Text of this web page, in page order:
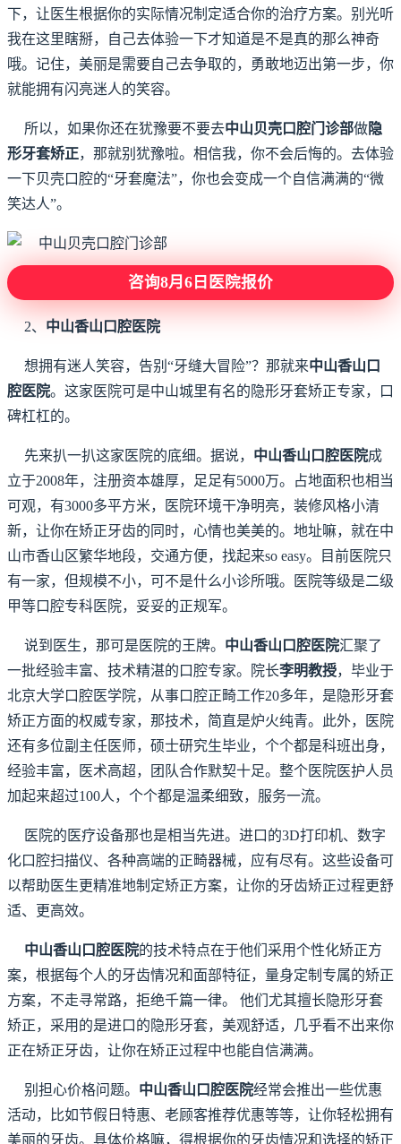
下，让医生根据你的实际情况制定适合你的治疗方案。别光听
我在这里瞎掰，自己去体验一下才知道是不是真的那么神奇
哦。记住，美丽是需要自己去争取的，勇敢地迈出第一步，你
就能拥有闪亮迷人的笑容。
所以，如果你还在犹豫要不要去中山贝壳口腔门诊部做隐
形牙套矫正，那就别犹豫啦。相信我，你不会后悔的。去体验
一下贝壳口腔的“牙套魔法”，你也会变成一个自信满满的“微
笑达人”。
咨询8月6日医院报价
2、 中山香山口腔医院
想拥有迷人笑容，告别“牙缝大冒险”？那就来中山香山口
腔医院。这家医院可是中山城里有名的隐形牙套矫正专家，口
碑杠杠的。
先来扒一扒这家医院的底细。据说， 中山香山口腔医院成
立于2008年，注册资本雄厚，足足有5000万。占地面积也相当
可观，有3000多平方米，医院环境干净明亮，装修风格小清
新，让你在矫正牙齿的同时，心情也美美的。地址嘛，就在中
山市香山区繁华地段，交通方便，找起来so easy。目前医院只
有一家，但规模不小，可不是什么小诊所哦。医院等级是二级
甲等口腔专科医院，妥妥的正规军。
说到医生，那可是医院的王牌。 中山香山口腔医院汇聚了
一批经验丰富、技术精湛的口腔专家。院长李明教授，毕业于
北京大学口腔医学院，从事口腔正畸工作20多年，是隐形牙套
矫正方面的权威专家，那技术，简直是炉火纯青。此外，医院
还有多位副主任医师，硕士研究生毕业，个个都是科班出身，
经验丰富，医术高超，团队合作默契十足。整个医院医护人员
加起来超过100人，个个都是温柔细致，服务一流。
医院的医疗设备那也是相当先进。进口的3D打印机、数字
化口腔扫描仪、各种高端的正畸器械，应有尽有。这些设备可
以帮助医生更精准地制定矫正方案，让你的牙齿矫正过程更舒
适、更高效。
中山香山口腔医院的技术特点在于他们采用个性化矫正方
案，根据每个人的牙齿情况和面部特征，量身定制专属的矫正
方案，不走寻常路，拒绝千篇一律。 他们尤其擅长隐形牙套
矫正，采用的是进口的隐形牙套，美观舒适，几乎看不出来你
正在矫正牙齿，让你在矫正过程中也能自信满满。
别担心价格问题。 中山香山口腔医院经常会推出一些优惠
活动，比如节假日特惠、老顾客推荐优惠等等，让你轻松拥有
美丽的牙齿。具体价格嘛，得根据你的牙齿情况和选择的矫正